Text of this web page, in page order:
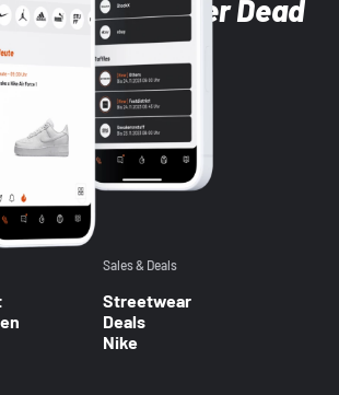
Brands mit der Dead
Sales & Deals
Streetwear
Deals
Nike